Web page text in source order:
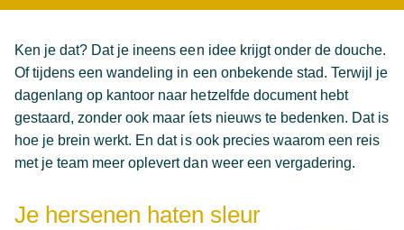
Ken je dat? Dat je ineens een idee krijgt onder de douche.
Of tijdens een wandeling in een onbekende stad. Terwijl je
dagenlang op kantoor naar hetzelfde document hebt
gestaard, zonder ook maar íets nieuws te bedenken. Dat is
hoe je brein werkt. En dat is ook precies waarom een reis
met je team meer oplevert dan weer een vergadering.
Je hersenen haten sleur